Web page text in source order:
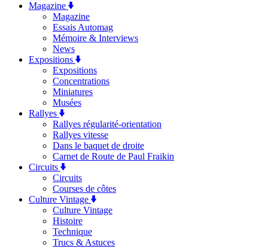
Magazine
Magazine
Essais Automag
Mémoire & Interviews
News
Expositions
Expositions
Concentrations
Miniatures
Musées
Rallyes
Rallyes régularité-orientation
Rallyes vitesse
Dans le baquet de droite
Carnet de Route de Paul Fraikin
Circuits
Circuits
Courses de côtes
Culture Vintage
Culture Vintage
Histoire
Technique
Trucs & Astuces